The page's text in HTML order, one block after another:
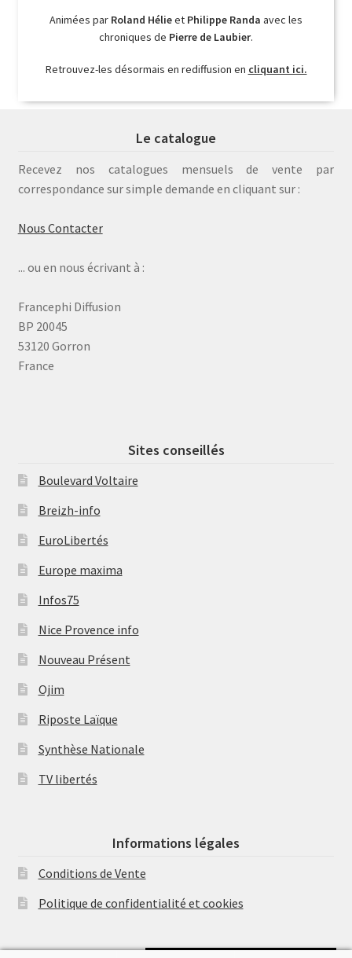
Animées par Roland Hélieet Philippe Randa avec les
chroniques de Pierre de Laubier.
Retrouvez-les désormais en rediffusion en cliquant ici.
Le catalogue
Recevez nos catalogues mensuels de vente par
correspondance sur simple demande en cliquant sur :
Nous Contacter
... ou en nous écrivant à :
Francephi Diffusion
BP 20045
53120 Gorron
France
Sites conseillés
Boulevard Voltaire
Breizh-info
EuroLibertés
Europe maxima
Infos75
Nice Provence info
Nouveau Présent
Ojim
Riposte Laïque
Synthèse Nationale
TV libertés
Informations légales
Conditions de Vente
Politique de confidentialité et cookies